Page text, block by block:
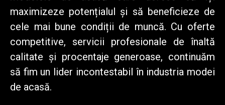
maximizeze potențialul și să beneficieze de
cele mai bune condiții de muncă. Cu oferte
competitive, servicii profesionale de înaltă
calitate și procentaje generoase, continuăm
să fim un lider incontestabil în industria modei
de acasă.